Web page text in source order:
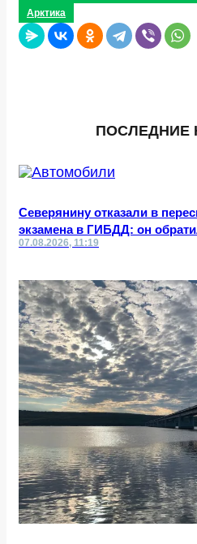
Арктика
ПОСЛЕДНИЕ
Северянину отказали в
экзамена в ГИБДД: он
07.08.2026, 11:19